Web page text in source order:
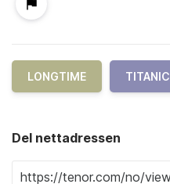
LONGTIME TITANIC
Del nettadressen